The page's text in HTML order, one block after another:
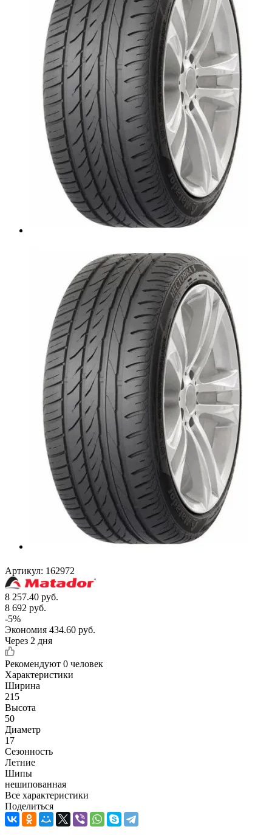
Артикул: 162972
8 257.40 руб.
8 692 руб.
-5%
Экономия 434.60 руб.
Через 2 дня
Рекомендуют 0 человек
Характеристики
Ширина
215
Высота
50
Диаметр
17
Сезонность
Летние
Шипы
нешипованная
Все характеристики
Поделиться